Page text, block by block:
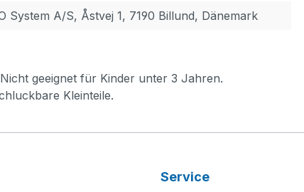
System A/S, Åstvej 1, 7190 Billund, Dänemark
geeignet für Kinder unter 3 Jahren.
Kleinteile.
Service